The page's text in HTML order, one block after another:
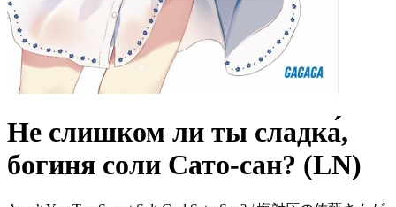
Не слишком ли ты сладка́,
богиня соли Сато-сан? (LN)